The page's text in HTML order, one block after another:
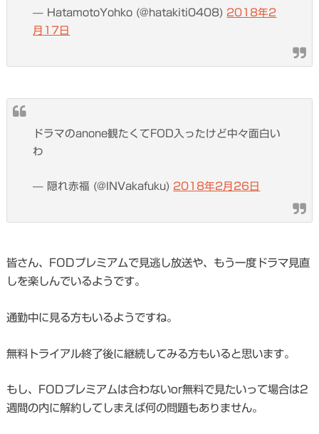
— HatamotoYohko (@hatakiti0408) 2018年2
月17日
ドラマのanone観たくてFOD入ったけど中々面白い
わ
— 隠れ赤福 (@INVakafuku) 2018年2月26日
皆さん、FODプレミアムで見逃し放送や、もう一度ドラマ見直
しを楽しんでいるようです。
通勤中に見る方もいるようですね。
無料トライアル終了後に継続してみる方もいると思います。
もし、FODプレミアムは合わないor無料で見たいって場合は2
週間の内に解約してしまえば何の問題もありません。